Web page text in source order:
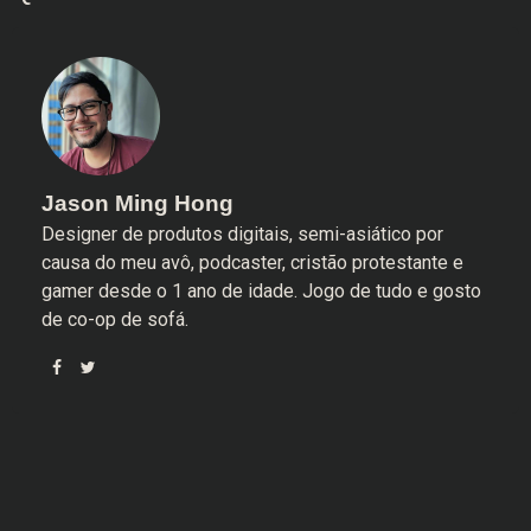
Jason Ming Hong
Designer de produtos digitais, semi-asiático por
causa do meu avô, podcaster, cristão protestante e
gamer desde o 1 ano de idade. Jogo de tudo e gosto
de co-op de sofá.